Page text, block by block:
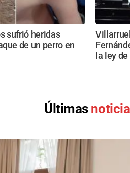
sufrió heridas
de un perro en
la ley
Últimas